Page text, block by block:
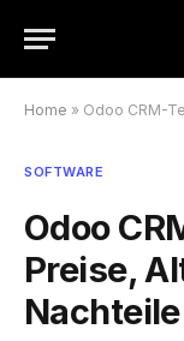
Home » Odoo CRM-
SOFTWARE
Odoo
Preise,
Nachteile